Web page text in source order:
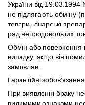
України від 19.03.1994
не підлягають обміну
товари, лікарські
ряд непродовольчих
Обмін або повернення
випадку, якщо він
замовляв.
Гарантійні
При виявленні браку
видимими ознаками